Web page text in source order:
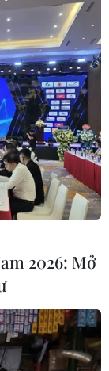
THANH
dụng
và Truyền thông
2026: Mở